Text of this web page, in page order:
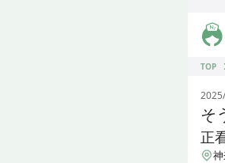
ジ
TOP
そ
正